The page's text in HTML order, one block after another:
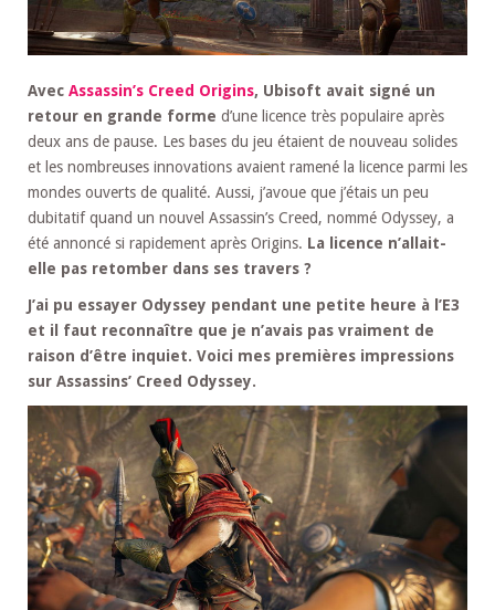
Avec Assassin’s Creed Origins, Ubisoft avait signé un
retour en grande forme d’une licence très populaire après
deux ans de pause. Les bases du jeu étaient de nouveau solides
et les nombreuses innovations avaient ramené la licence parmi les
mondes ouverts de qualité. Aussi, j’avoue que j’étais un peu
dubitatif quand un nouvel Assassin’s Creed, nommé Odyssey, a
été annoncé si rapidement après Origins. La licence n’allait-
elle pas retomber dans ses travers ?
J’ai pu essayer Odyssey pendant une petite heure à l’E3
et il faut reconnaître que je n’avais pas vraiment de
raison d’être inquiet. Voici mes premières impressions
sur Assassins’ Creed Odyssey.